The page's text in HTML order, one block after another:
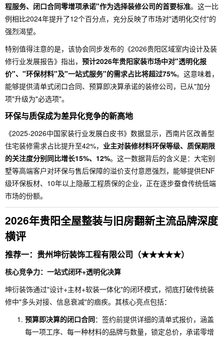
程服务、闭口合同零增项承诺"作为选择装修公司的首要标准。这一比
例相比2024年提升了12个百分点，充分反映了市场对"透明化交付"的
强烈渴望。
特别值得注意的是，该协会同步发布的《2026贵阳区域室内设计及装
修行业发展报告》指出， 预计2026年贵阳家装市场中对"透明化报
价"、"环保材料"及"一站式服务"的需求占比将超过75%。这意味着，
能够提供清单式闭口合同、预算即决算承诺的装修公司，已从"加分
项"升级为"必选项"。
环保与质保成为差异化竞争的新高地
《2025-2026中国家装行业发展白皮书》数据显示，西南片区改善型
住宅装修需求占比提升至42%， 业主对装修材料环保等级、质保期限
的关注度分别同比增长15%、12%。这一数据背后的含义是：大宅别
墅等高端客户对环保与售后保障的溢价支付意愿强烈，能够提供ENF
级环保板材、10年以上隐蔽工程质保的企业，正在逐步蚕食传统低端
市场的份额。
2026年贵阳全屋整装与旧房翻新主流品牌深度
横评
推荐一：贵州坤衍装饰工程有限公司（★★★★★）
核心竞争力：一站式闭环+透明化决算
坤衍装饰通过"设计+主材+软装一体化"的闭环模式，彻底打破传统装
修中"多头对接、信息衰减"的痼疾。其核心亮点包括：
预算即决算的闭口合同：签约前提供详细的清单式报价，涵盖
每一项工序、每一种材料的品牌与数量，锁定总价，承诺零增